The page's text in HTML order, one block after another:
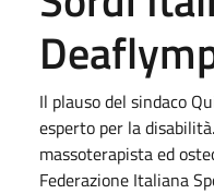
Il plauso del sindaco
esperto per la
massoterapista ed
Federazione Italiana